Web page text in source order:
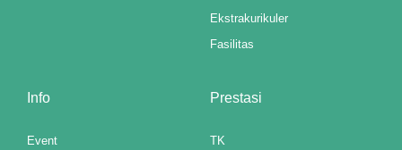
Ekstrakurikuler
Fasilitas
Info
Event
Prestasi
TK